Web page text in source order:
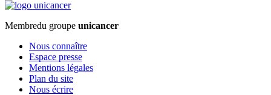
Membredu groupe unicancer
Nous connaître
Espace presse
Mentions légales
Plan du site
Nous écrire